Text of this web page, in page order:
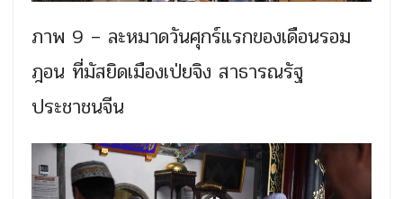
ภาพ 9 – ละหมาดวันศุกร์แรกของเดือนรอม
ฎอน ที่มัสยิดเมืองเป่ยจิง สาธารณรัฐ
ประชาชนจีน